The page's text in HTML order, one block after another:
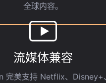
全球内容。
流媒体兼容
完美支持 Netflix、Disney+、